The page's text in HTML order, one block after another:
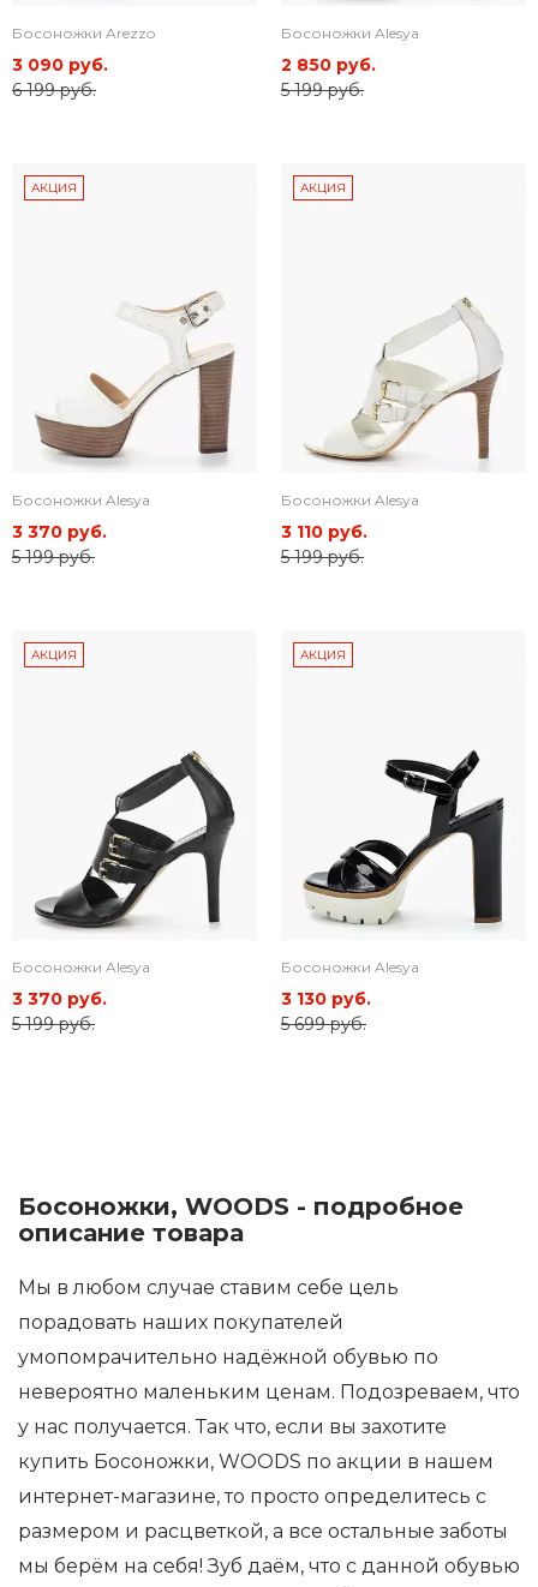
Босоножки Arezzo
3 090 руб.
6 199 руб.
Босоножки Alesya
2 850 руб.
5 199 руб.
АКЦИЯ
Босоножки Alesya
3 370 руб.
5 199 руб.
АКЦИЯ
Босоножки Alesya
3 110 руб.
5 199 руб.
АКЦИЯ
Босоножки Alesya
3 370 руб.
5 199 руб.
АКЦИЯ
Босоножки Alesya
3 130 руб.
5 699 руб.
Босоножки, WOODS - подробное
описание товара
Мы в любом случае ставим себе цель
порадовать наших покупателей
умопомрачительно надёжной обувью по
невероятно маленьким ценам. Подозреваем, что
у нас получается. Так что, если вы захотите
купить Босоножки, WOODS по акции в нашем
интернет-магазине, то просто определитесь с
размером и расцветкой, а все остальные заботы
мы берём на себя! Зуб даём, что с данной обувью